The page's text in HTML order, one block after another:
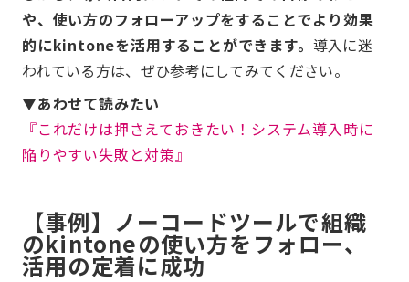
や、使い方のフォローアップをすることでより効果
的にkintoneを活用することができます。 導入に迷
われている方は、ぜひ参考にしてみてください。
▼あわせて読みたい
『これだけは押さえておきたい！システム導入時に
陥りやすい失敗と対策』
【事例】ノーコードツールで組織
のkintoneの使い方をフォロー、
活用の定着に成功